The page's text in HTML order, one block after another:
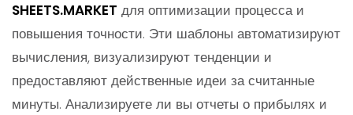
SHEETS.MARKET для оптимизации процесса и
повышения точности. Эти шаблоны автоматизируют
вычисления, визуализируют тенденции и
предоставляют действенные идеи за считанные
минуты. Анализируете ли вы отчеты о прибылях и